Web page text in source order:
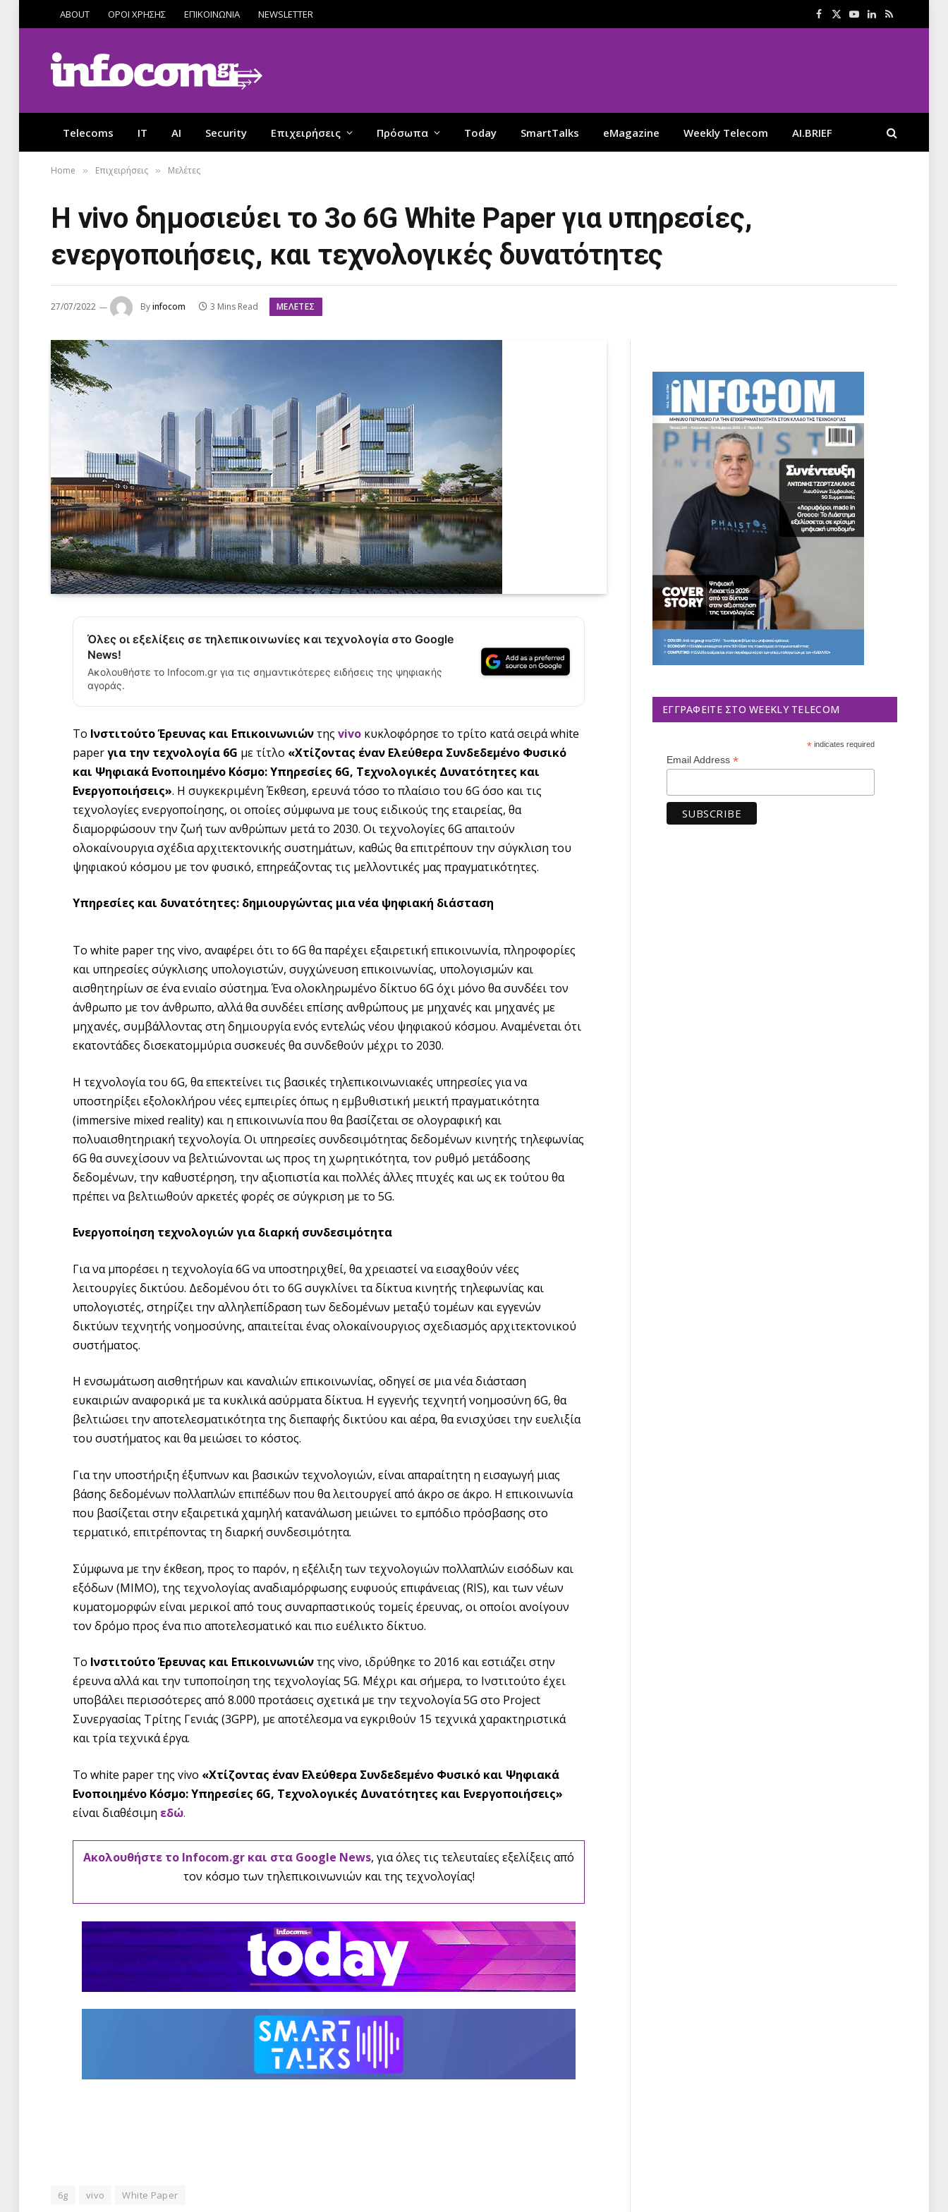
ABOUT ΟΡΟΙ ΧΡΗΣΗΣ ΕΠΙΚΟΙΝΩΝΙΑ NEWSLETTER Facebook
X
YouTube
LinkedIn
RSS
Telecoms IT AI Security Επιχειρήσεις Πρόσωπα Today SmartTalks eMagazine Weekly Telecom AI.BRIEF
Home » Επιχειρήσεις » Μελέτες
Η vivo δημοσιεύει το 3ο 6G White Paper για υπηρεσίες,
ενεργοποιήσεις, και τεχνολογικές δυνατότητες
27/07/2022 Byinfocom 3 Mins Read ΜΕΛΈΤΕΣ
Όλες οι εξελίξεις σε τηλεπικοινωνίες και τεχνολογία στο Google
News!
Ακολουθήστε το Infocom.gr για τις σημαντικότερες ειδήσεις της ψηφιακής
αγοράς.
Το Ινστιτούτο Έρευνας και Επικοινωνιώντης vivo κυκλοφόρησε το τρίτο κατά σειρά white
paperγια την τεχνολογία 6G με τίτλο «Χτίζοντας έναν Ελεύθερα Συνδεδεμένο Φυσικό
και Ψηφιακά Ενοποιημένο Κόσμο: Υπηρεσίες 6G, Τεχνολογικές Δυνατότητες και
Ενεργοποιήσεις». Η συγκεκριμένη Έκθεση, ερευνά τόσο το πλαίσιο του 6G όσο και τις
τεχνολογίες ενεργοποίησης, οι οποίες σύμφωνα με τους ειδικούς της εταιρείας, θα
διαμορφώσουν την ζωή των ανθρώπων μετά το 2030. Οι τεχνολογίες 6G απαιτούν
ολοκαίνουργια σχέδια αρχιτεκτονικής συστημάτων, καθώς θα επιτρέπουν την σύγκλιση του
ψηφιακού κόσμου με τον φυσικό, επηρεάζοντας τις μελλοντικές μας πραγματικότητες.
Υπηρεσίες και δυνατότητες: δημιουργώντας μια νέα ψηφιακή διάσταση
Το white paper της vivo, αναφέρει ότι το 6G θα παρέχει εξαιρετική επικοινωνία, πληροφορίες
και υπηρεσίες σύγκλισης υπολογιστών, συγχώνευση επικοινωνίας, υπολογισμών και
αισθητηρίων σε ένα ενιαίο σύστημα. Ένα ολοκληρωμένο δίκτυο 6G όχι μόνο θα συνδέει τον
άνθρωπο με τον άνθρωπο, αλλά θα συνδέει επίσης ανθρώπους με μηχανές και μηχανές με
μηχανές, συμβάλλοντας στη δημιουργία ενός εντελώς νέου ψηφιακού κόσμου. Αναμένεται ότι
εκατοντάδες δισεκατομμύρια συσκευές θα συνδεθούν μέχρι το 2030.
Η τεχνολογία του 6G, θα επεκτείνει τις βασικές τηλεπικοινωνιακές υπηρεσίες για να
υποστηρίξει εξολοκλήρου νέες εμπειρίες όπως η εμβυθιστική μεικτή πραγματικότητα
(immersive mixed reality) και η επικοινωνία που θα βασίζεται σε ολογραφική και
πολυαισθητηριακή τεχνολογία. Οι υπηρεσίες συνδεσιμότητας δεδομένων κινητής τηλεφωνίας
6G θα συνεχίσουν να βελτιώνονται ως προς τη χωρητικότητα, τον ρυθμό μετάδοσης
δεδομένων, την καθυστέρηση, την αξιοπιστία και πολλές άλλες πτυχές και ως εκ τούτου θα
πρέπει να βελτιωθούν αρκετές φορές σε σύγκριση με το 5G.
Ενεργοποίηση τεχνολογιών για διαρκή συνδεσιμότητα
Για να μπορέσει η τεχνολογία 6G να υποστηριχθεί, θα χρειαστεί να εισαχθούν νέες
λειτουργίες δικτύου. Δεδομένου ότι το 6G συγκλίνει τα δίκτυα κινητής τηλεφωνίας και
υπολογιστές, στηρίζει την αλληλεπίδραση των δεδομένων μεταξύ τομέων και εγγενών
δικτύων τεχνητής νοημοσύνης, απαιτείται ένας ολοκαίνουργιος σχεδιασμός αρχιτεκτονικού
συστήματος.
Η ενσωμάτωση αισθητήρων και καναλιών επικοινωνίας, οδηγεί σε μια νέα διάσταση
ευκαιριών αναφορικά με τα κυκλικά ασύρματα δίκτυα. H εγγενής τεχνητή νοημοσύνη 6G, θα
βελτιώσει την αποτελεσματικότητα της διεπαφής δικτύου και αέρα, θα ενισχύσει την ευελιξία
του συστήματος και θα μειώσει το κόστος.
Για την υποστήριξη έξυπνων και βασικών τεχνολογιών, είναι απαραίτητη η εισαγωγή μιας
βάσης δεδομένων πολλαπλών επιπέδων που θα λειτουργεί από άκρο σε άκρο. Η επικοινωνία
που βασίζεται στην εξαιρετικά χαμηλή κατανάλωση μειώνει το εμπόδιο πρόσβασης στο
τερματικό, επιτρέποντας τη διαρκή συνδεσιμότητα.
Σύμφωνα με την έκθεση, προς το παρόν, η εξέλιξη των τεχνολογιών πολλαπλών εισόδων και
εξόδων (MIMO), της τεχνολογίας αναδιαμόρφωσης ευφυούς επιφάνειας (RIS), και των νέων
κυματομορφών είναι μερικοί από τους συναρπαστικούς τομείς έρευνας, οι οποίοι ανοίγουν
τον δρόμο προς ένα πιο αποτελεσματικό και πιο ευέλικτο δίκτυο.
Το Ινστιτούτο Έρευνας και Επικοινωνιώντης vivo, ιδρύθηκε το 2016 και εστιάζει στην
έρευνα αλλά και την τυποποίηση της τεχνολογίας 5G. Μέχρι και σήμερα, το Ινστιτούτο έχει
υποβάλει περισσότερες από 8.000 προτάσεις σχετικά με την τεχνολογία 5G στο Project
Συνεργασίας Τρίτης Γενιάς (3GPP), με αποτέλεσμα να εγκριθούν 15 τεχνικά χαρακτηριστικά
και τρία τεχνικά έργα.
Το white paper της vivo «Χτίζοντας έναν Ελεύθερα Συνδεδεμένο Φυσικό και Ψηφιακά
Ενοποιημένο Κόσμο: Υπηρεσίες 6G, Τεχνολογικές Δυνατότητες και Ενεργοποιήσεις»
είναι διαθέσιμη εδώ.
Ακολουθήστε το Infocom.gr και στα Google News, για όλες τις τελευταίες εξελίξεις από
τον κόσμο των τηλεπικοινωνιών και της τεχνολογίας!
6g vivo White Paper
ΕΓΓΡΑΦΕΊΤΕ ΣΤΟ WEEKLY TELECOM
*indicates required
Email Address *